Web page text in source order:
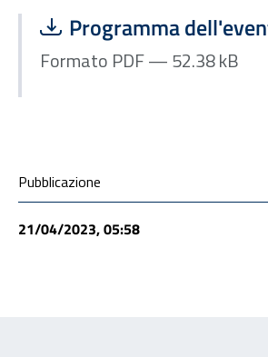
Scarica file:
Programma
Formato PDF —
Formato PDF — 52.38 kB
Condivisione social
Pubblicazione
21/04/2023, 05:58